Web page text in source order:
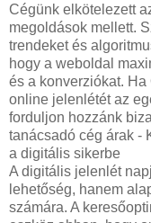
Cégünk elkötelezett
megoldások mellett.
trendeket és
hogy a weboldal
és a konverziókat.
online jelenlétét az
forduljon hozzánk
tanácsadó cég árak -
a digitális sikerbe
A digitális jelenlét
lehetőség, hanem
számára. A